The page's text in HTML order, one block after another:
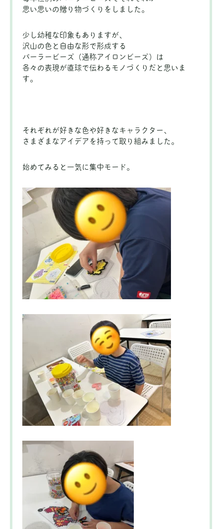
思い思いの贈り物づくりをしました。
少し幼稚な印象もありますが、
沢山の色と自由な形で形成する
パーラービーズ（通称アイロンビーズ）は
各々の表現が直球で伝わるモノづくりだと思いま
す。
それぞれが好きな色や好きなキャラクター、
さまざまなアイデアを持って取り組みました。
始めてみると一気に集中モード。